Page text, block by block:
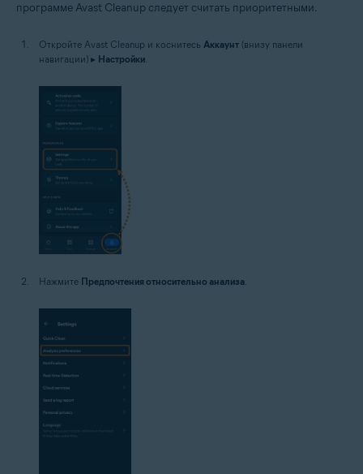
программе Avast Cleanup следует считать приоритетными.
Откройте Avast Cleanup и коснитесь Аккаунт (внизу панели
навигации) ▸ Настройки.
Нажмите Предпочтения относительно анализа.